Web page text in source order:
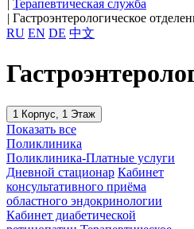
| Терапевтическая служба
| Гастроэнтерологическое
RU EN DE 中文
1 Корпус, 1 Этаж
Показать все
Поликлиника
Поликлиника-Платные услуги
Дневной стационар Кабинет
консультативного приёма
областного эндокринологии
Кабинет диабетической